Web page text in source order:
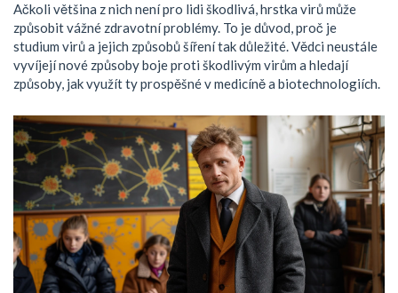
Ačkoli většina z nich není pro lidi škodlivá, hrstka virů může
způsobit vážné zdravotní problémy. To je důvod, proč je
studium virů a jejich způsobů šíření tak důležité. Vědci neustále
vyvíjejí nové způsoby boje proti škodlivým virům a hledají
způsoby, jak využít ty prospěšné v medicíně a biotechnologiích.